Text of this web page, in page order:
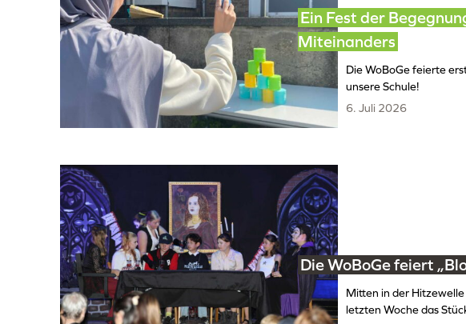
Ein Fest der
Miteinanders
Die WoBoGe feierte
unsere Schule!
6. Juli 2026
Die WoBoGe feiert
Mitten in der
letzten Woche das